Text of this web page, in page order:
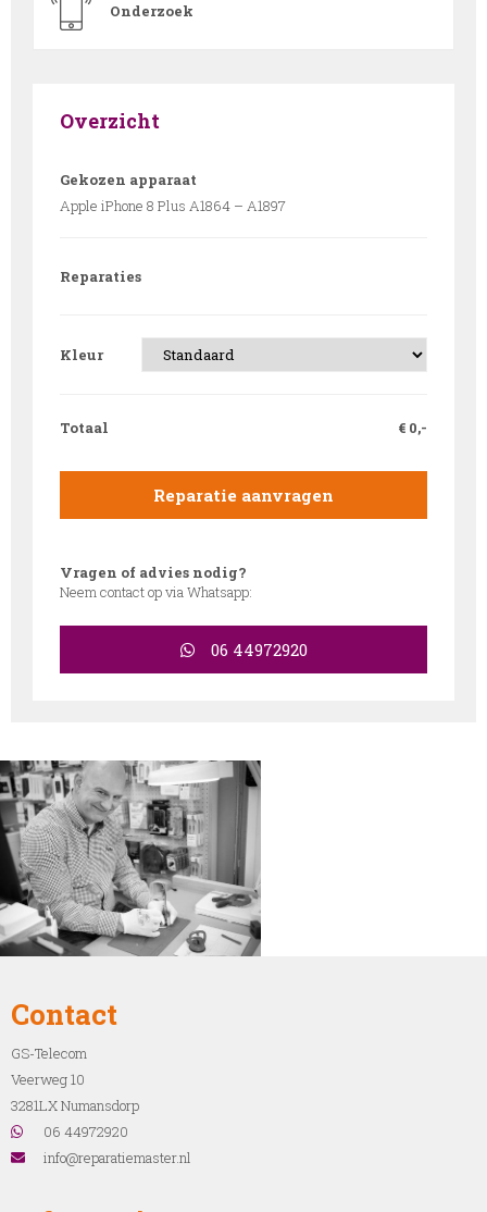
Onderzoek
Overzicht
Gekozen apparaat
Apple iPhone 8 Plus A1864 – A1897
Reparaties
Kleur
Totaal € 0,-
Reparatie aanvragen
Vragen of advies nodig?
Neem contact op via Whatsapp:
06 44972920
Contact
GS-Telecom
Veerweg 10
3281LX Numansdorp
06 44972920
info@reparatiemaster.nl